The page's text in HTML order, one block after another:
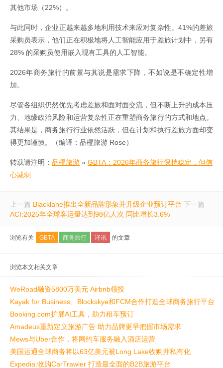
其他市场（22%）。
与此同时，企业正越来越多地利用技术来应对复杂性。41%的差旅
采购员表示，他们正在积极地将人工智能应用于差旅计划中，另有
28% 的采购员使用嵌入现有工具的人工智能。
2026年商务旅行的前景与其说是需求下降，不如说是不确定性增
加。
尽管各组织仍然优先考虑差旅和面对面交流，但不断上升的成本压
力、地缘政治风险和运营复杂性正在重塑商务旅行的方式和地点。
其结果是，商务旅行行业依然活跃，但在计划和执行差旅方面却变
得更加谨慎。（编译：品橙旅游 Rose）
转载请注明： 品橙旅游 » GBTA：2026年商务旅行保持稳定，但信
心减弱
上一篇 Blacklane推出全新品牌形象并升级企业预订平台 下一篇
ACI:2025年全球客运量达到98亿人次 同比增长3.6%
浏览有关 GBTA 商务旅行 译讯 的文章
浏览本文相关文章
WeRoad融资5800万美元 Airbnb领投
Kayak for Business、Blockskye和FCM合作打造全球商务旅行平台
Booking.com扩展AI工具，助力租车预订
Amadeus重新定义旅游广告 助力品牌更早把握市场需求
Mews与Uber合作，将网约车服务融入酒店运营
美国运通全球商务将以63亿美元被Long Lake收购并私有化
Expedia:收购CarTrawler 打造最全面的B2B旅游平台